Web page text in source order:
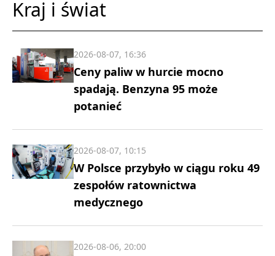
Kraj i świat
Ceny paliw w hurcie mocno
spadają. Benzyna 95 może
potanieć
2026-08-07, 16:36
W Polsce przybyło w ciągu roku 49
zespołów ratownictwa
medycznego
2026-08-07, 10:15
2026-08-06, 20:00